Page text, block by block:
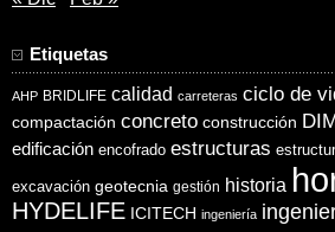
Etiquetas
AHP BRIDLIFE calidad carreteras ciclo de
compactación concreto construcción
edificación encofrado estructuras
excavación geotecnia gestión historia
HYDELIFE ICITECH ingeniería